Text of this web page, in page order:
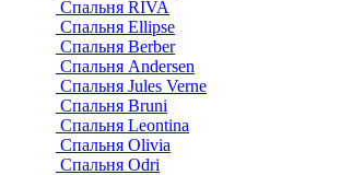
Спальня RIVA
Спальня Ellipse
Спальня Berber
Спальня Andersen
Спальня Jules Verne
Спальня Bruni
Спальня Leontina
Спальня Olivia
Спальня Odri